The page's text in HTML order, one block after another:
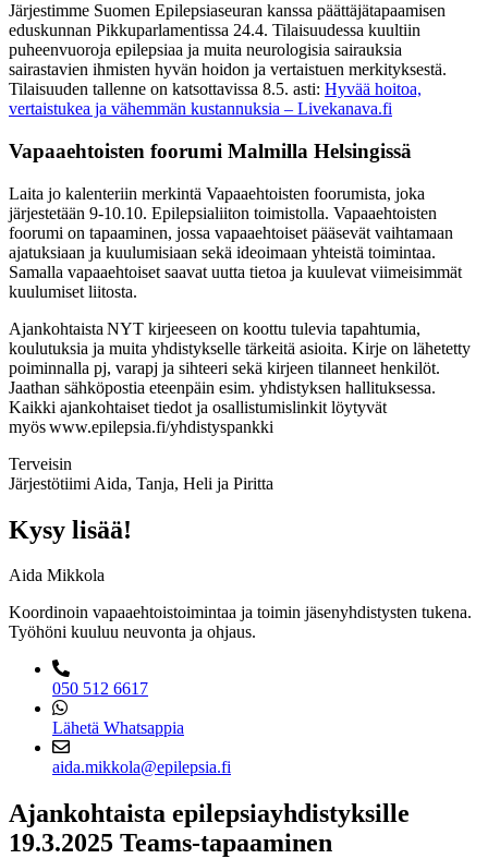
Järjestimme Suomen Epilepsiaseuran kanssa päättäjätapaamisen
eduskunnan Pikkuparlamentissa 24.4. Tilaisuudessa kuultiin
puheenvuoroja epilepsiaa ja muita neurologisia sairauksia
sairastavien ihmisten hyvän hoidon ja vertaistuen merkityksestä.
Tilaisuuden tallenne on katsottavissa 8.5. asti: Hyvää hoitoa,
vertaistukea ja vähemmän kustannuksia – Livekanava.fi
Vapaaehtoisten foorumi Malmilla Helsingissä
Laita jo kalenteriin merkintä Vapaaehtoisten foorumista, joka
järjestetään 9-10.10. Epilepsialiiton toimistolla. Vapaaehtoisten
foorumi on tapaaminen, jossa vapaaehtoiset pääsevät vaihtamaan
ajatuksiaan ja kuulumisiaan sekä ideoimaan yhteistä toimintaa.
Samalla vapaaehtoiset saavat uutta tietoa ja kuulevat viimeisimmät
kuulumiset liitosta.
Ajankohtaista NYT kirjeeseen on koottu tulevia tapahtumia,
koulutuksia ja muita yhdistykselle tärkeitä asioita. Kirje on lähetetty
poiminnalla pj, varapj ja sihteeri sekä kirjeen tilanneet henkilöt.
Jaathan sähköpostia eteenpäin esim. yhdistyksen hallituksessa.
Kaikki ajankohtaiset tiedot ja osallistumislinkit löytyvät
myös www.epilepsia.fi/yhdistyspankki
Terveisin
Järjestötiimi Aida, Tanja, Heli ja Piritta
Kysy lisää!
Aida Mikkola
Koordinoin vapaaehtoistoimintaa ja toimin jäsenyhdistysten tukena.
Työhöni kuuluu neuvonta ja ohjaus.
050 512 6617
Lähetä Whatsappia
aida.mikkola@epilepsia.fi
Ajankohtaista epilepsiayhdistyksille
19.3.2025 Teams-tapaaminen